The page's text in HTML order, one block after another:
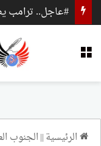
الرئيسية||الجنوب